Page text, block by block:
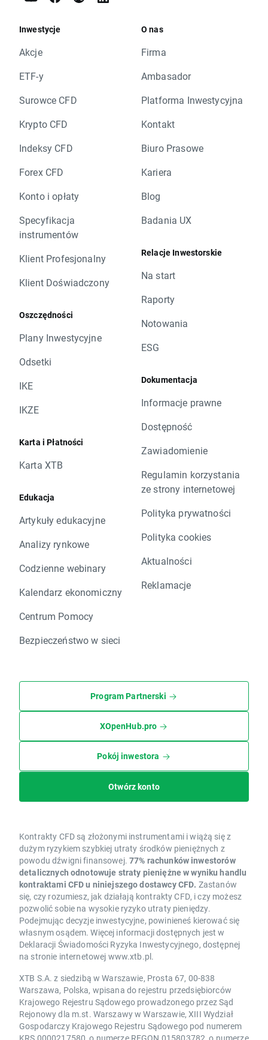
Inwestycje
Akcje
ETF-y
Surowce CFD
Krypto CFD
Indeksy CFD
Forex CFD
Konto i opłaty
Specyfikacja
instrumentów
Klient Profesjonalny
Klient Doświadczony
Oszczędności
Plany Inwestycyjne
Odsetki
IKE
IKZE
Karta i Płatności
Karta XTB
Edukacja
Artykuły edukacyjne
Analizy rynkowe
Codzienne webinary
Kalendarz ekonomiczny
Centrum Pomocy
Bezpieczeństwo w sieci
O nas
Firma
Ambasador
Platforma Inwestycyjna
Kontakt
Biuro Prasowe
Kariera
Blog
Badania UX
Relacje Inwestorskie
Na start
Raporty
Notowania
ESG
Dokumentacja
Informacje prawne
Dostępność
Zawiadomienie
Regulamin korzystania
ze strony internetowej
Polityka prywatności
Polityka cookies
Aktualności
Reklamacje
Program Partnerski
XOpenHub.pro
Pokój inwestora
Otwórz konto
Kontrakty CFD są złożonymi instrumentami i wiążą się z
dużym ryzykiem szybkiej utraty środków pieniężnych z
powodu dźwigni finansowej. 77% rachunków inwestorów
detalicznych odnotowuje straty pieniężne w wyniku handlu
kontraktami CFD u niniejszego dostawcy CFD. Zastanów
się, czy rozumiesz, jak działają kontrakty CFD, i czy możesz
pozwolić sobie na wysokie ryzyko utraty pieniędzy.
Podejmując decyzje inwestycyjne, powinieneś kierować się
własnym osądem. Więcej informacji dostępnych jest w
Deklaracji Świadomości Ryzyka Inwestycyjnego, dostępnej
na stronie internetowej www.xtb.pl.
XTB S.A. z siedzibą w Warszawie, Prosta 67, 00-838
Warszawa, Polska, wpisana do rejestru przedsiębiorców
Krajowego Rejestru Sądowego prowadzonego przez Sąd
Rejonowy dla m.st. Warszawy w Warszawie, XIII Wydział
Gospodarczy Krajowego Rejestru Sądowego pod numerem